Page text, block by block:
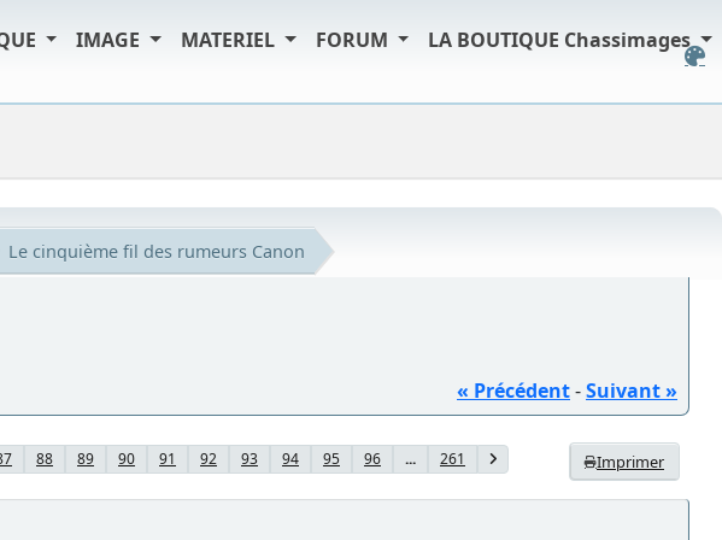
IMAGE MATERIEL FORUM LA BOUTIQUE Chassimages
Le cinquième fil des rumeurs Canon
« Précédent-Suivant »
Imprimer
88 89 90 91 92 93 94 95 96 ... 261